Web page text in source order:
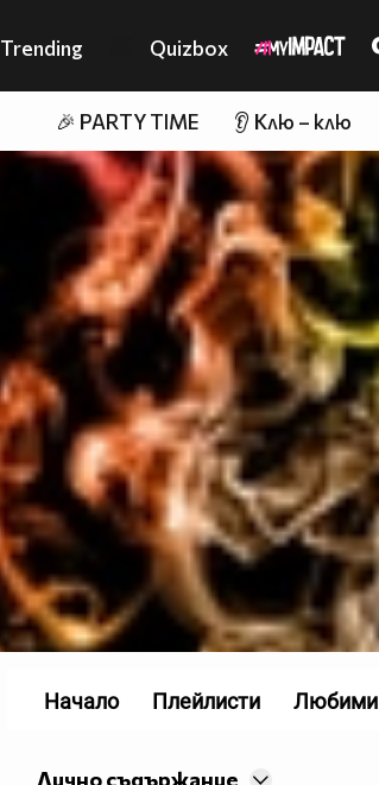
Trending Quizbox
🎉 PARTY TIME 👂 Клю – клю
Лично съдържание
Начало Плейлисти Любими